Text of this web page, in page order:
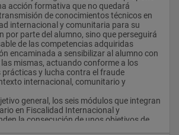
acción formativa que no quedará
de conocimientos técnicos en
internacional y comunitaria para su
por parte del alumno, sino que perseguirá
de las competencias adquiridas
encaminada a sensibilizar al alumno con
las mismas, actuando conforme a los
prácticas y lucha contra el fraude
internacional, comunitario y
en Fiscalidad Internacional y
la consecución de unos objetivos de
resultan coherentes con su orientación